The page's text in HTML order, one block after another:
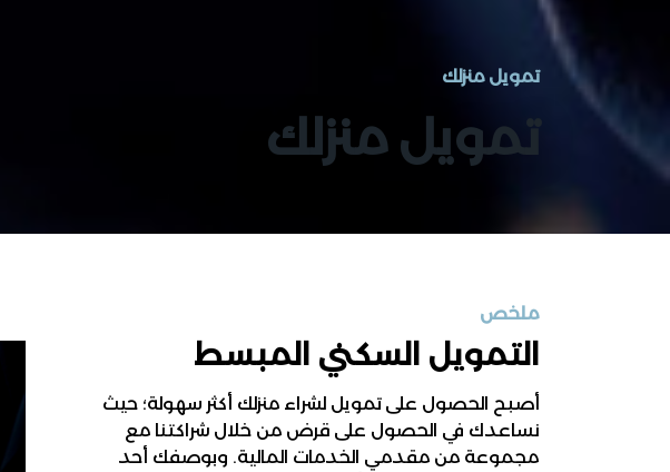
تمويل منزلك
تمويل منزلك
ملخص
التمويل السكني المبسط
أصبح الحصول على تمويل لشراء منزلك أكثر سهولة؛ حيث
نساعدك في الحصول على قرض من خلال شراكتنا مع
مجموعة من مقدمي الخدمات المالية. وبوصفك أحد